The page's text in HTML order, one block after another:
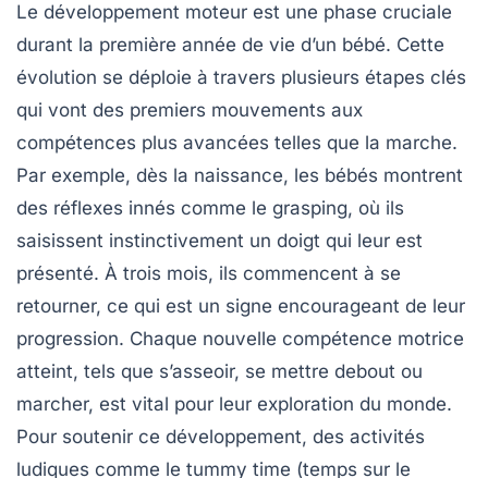
Le développement moteur est une phase cruciale
durant la première année de vie d’un bébé. Cette
évolution se déploie à travers plusieurs étapes clés
qui vont des premiers mouvements aux
compétences plus avancées telles que la marche.
Par exemple, dès la naissance, les bébés montrent
des réflexes innés comme le grasping, où ils
saisissent instinctivement un doigt qui leur est
présenté. À trois mois, ils commencent à se
retourner, ce qui est un signe encourageant de leur
progression. Chaque nouvelle compétence motrice
atteint, tels que s’asseoir, se mettre debout ou
marcher, est vital pour leur exploration du monde.
Pour soutenir ce développement, des activités
ludiques comme le tummy time (temps sur le